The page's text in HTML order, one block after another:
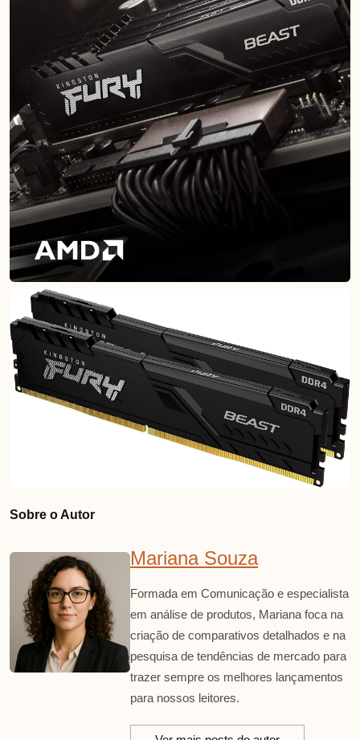
Sobre o Autor
Mariana Souza
Formada em Comunicação e especialista
em análise de produtos, Mariana foca na
criação de comparativos detalhados e na
pesquisa de tendências de mercado para
trazer sempre os melhores lançamentos
para nossos leitores.